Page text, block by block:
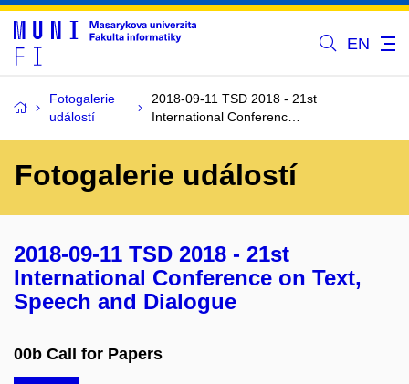
EN
Fotogalerie
událostí
2018-09-11 TSD 2018 - 21st
International Conferenc…
Fotogalerie událostí
2018-09-11 TSD 2018 - 21st
International Conference on Text,
Speech and Dialogue
00b Call for Papers